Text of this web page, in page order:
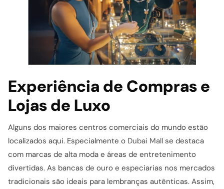
Experiência de Compras e
Lojas de Luxo
Alguns dos maiores centros comerciais do mundo estão
localizados aqui. Especialmente o Dubai Mall se destaca
com marcas de alta moda e áreas de entretenimento
divertidas. As bancas de ouro e especiarias nos mercados
tradicionais são ideais para lembranças autênticas. Assim,